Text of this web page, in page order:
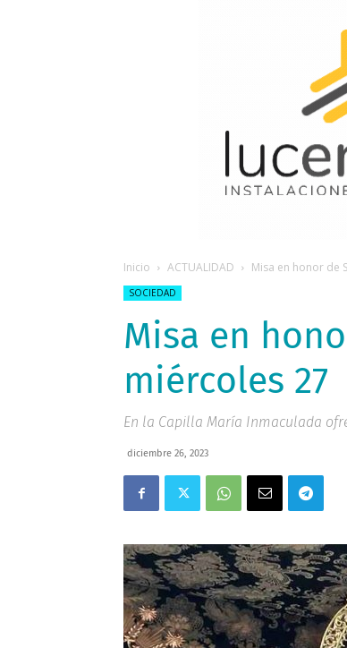
Inicio ACTUALIDAD Misa en honor de
SOCIEDAD
Misa en
miércoles 27
En la Capilla María Inmaculada
diciembre 26, 2023